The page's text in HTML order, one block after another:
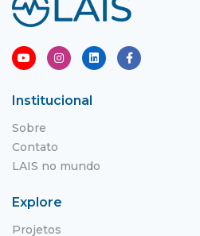
Institucional
Sobre
Contato
LAIS no mundo
Explore
Projetos